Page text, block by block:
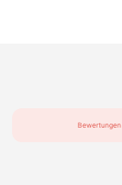
Bewertungen